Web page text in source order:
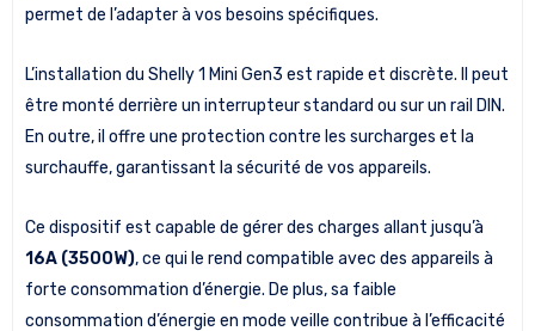
permet de l’adapter à vos besoins spécifiques.
L’installation du Shelly 1 Mini Gen3 est rapide et discrète. Il peut
être monté derrière un interrupteur standard ou sur un rail DIN.
En outre, il offre une protection contre les surcharges et la
surchauffe, garantissant la sécurité de vos appareils.
Ce dispositif est capable de gérer des charges allant jusqu’à
16A (3500W), ce qui le rend compatible avec des appareils à
forte consommation d’énergie. De plus, sa faible
consommation d’énergie en mode veille contribue à l’efficacité